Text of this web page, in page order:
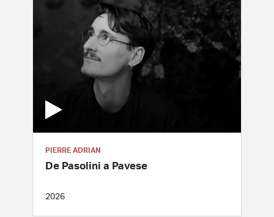
PIERRE ADRIAN
De Pasolini a Pavese
2026